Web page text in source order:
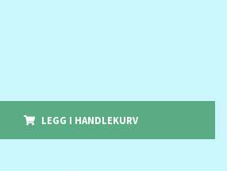
LEGG I HANDLEKURV